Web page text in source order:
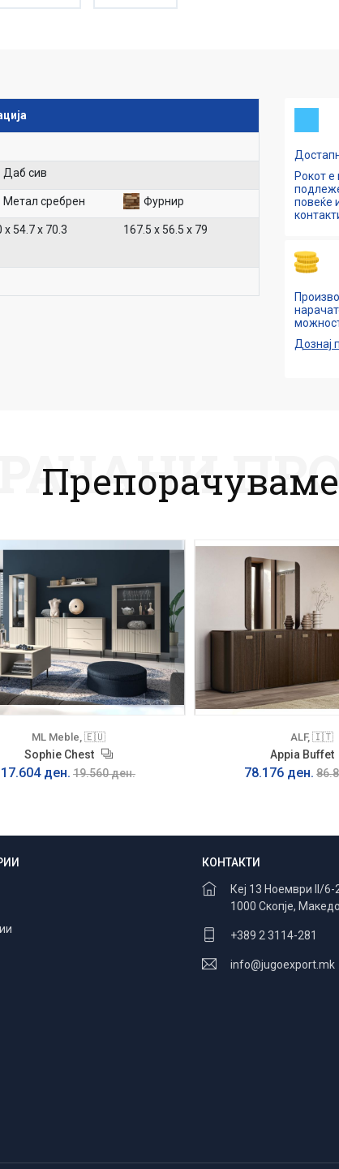
Даб сив
Метал сребрен Фурнир
х 54.7 х 70.3
167.5 х 56.5 х 79
Рокот
повеќе
Дознај
Препорачуваме
ML Meble, 🇪🇺
Sophie Chest
17.604 ден. 19.560 ден.
ALF, 🇮🇹
Appia Buffet
78.176 ден.
Безбедно плаќање
100% заштита
КОНТАКТИ
Кеј 13 Ноември II/6-
1000 Скопје,
+389 2 3114-281
info@jugoexport.mk